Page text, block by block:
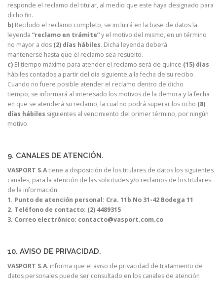
responde el reclamo del titular, al medio que este haya designado para
dicho fin.
b) Recibido el reclamo completo, se incluirá en la base de datos la
leyenda “reclamo en trámite”y el motivo del mismo, en un término
no mayor a dos (2) días hábiles. Dicha leyenda deberá
mantenerse hasta que el reclamo sea resuelto.
c) El tiempo máximo para atender el reclamo será de quince (15) días
hábiles contados a partir del día siguiente a la fecha de su recibo.
Cuando no fuere posible atender el reclamo dentro de dicho
tiempo, se informará al interesado los motivos de la demora y la fecha
en que se atenderá su reclamo, la cual no podrá superar los ocho (8)
días hábiles siguientes al vencimiento del primer término, por ningún
motivo.
9. CANALES DE ATENCIÓN.
VASPORT S.Atiene a disposición de los titulares de datos los siguientes
canales, para la atención de las solicitudes y/o reclamos de los titulares
de la información:
1. Punto de atención personal: Cra. 11b No 31-42 Bodega 11
2. Teléfono de contacto: (2) 4489315
3. Correo electrónico: contacto@vasport.com.co
10. AVISO DE PRIVACIDAD.
VASPORT S.A. informa que el aviso de privacidad de tratamiento de
datos personales puede ser consultado en los canales de atención